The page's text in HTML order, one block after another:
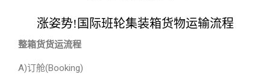
涨姿势!国际班轮集装箱货物运输流程
整箱货货运流程
A)订舱(Booking)